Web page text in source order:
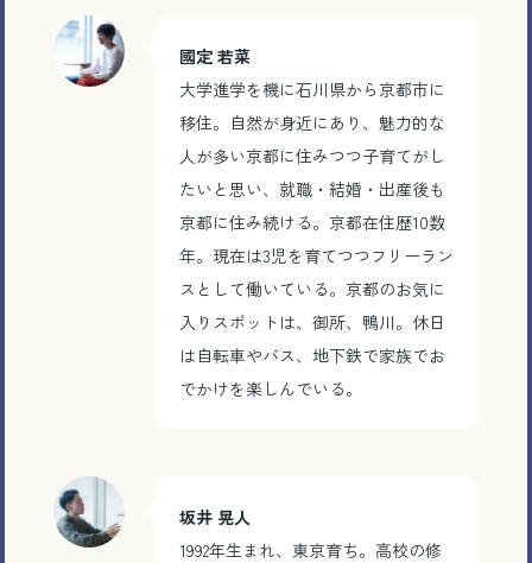
國定 若菜
大学進学を機に石川県から京都市に
移住。自然が身近にあり、魅力的な
人が多い京都に住みつつ子育てがし
たいと思い、就職・結婚・出産後も
京都に住み続ける。京都在住歴10数
年。現在は3児を育てつつフリーラン
スとして働いている。京都のお気に
入りスポットは、御所、鴨川。休日
は自転車やバス、地下鉄で家族でお
でかけを楽しんでいる。
坂井 晃人
1992年生まれ、東京育ち。高校の修